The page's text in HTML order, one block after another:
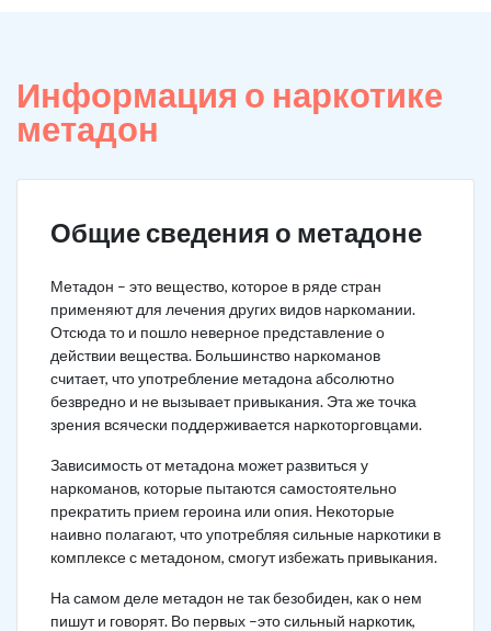
Информация о наркотике
метадон
Общие сведения о метадоне
Метадон – это вещество, которое в ряде стран
применяют для лечения других видов наркомании.
Отсюда то и пошло неверное представление о
действии вещества. Большинство наркоманов
считает, что употребление метадона абсолютно
безвредно и не вызывает привыкания. Эта же точка
зрения всячески поддерживается наркоторговцами.
Зависимость от метадона может развиться у
наркоманов, которые пытаются самостоятельно
прекратить прием героина или опия. Некоторые
наивно полагают, что употребляя сильные наркотики в
комплексе с метадоном, смогут избежать привыкания.
На самом деле метадон не так безобиден, как о нем
пишут и говорят. Во первых –это сильный наркотик,